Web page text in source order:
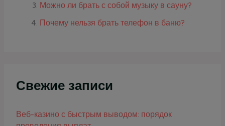
Можно ли брать с собой музыку в сауну?
Почему нельзя брать телефон в баню?
Свежие записи
Веб-казино с быстрым выводом: порядок